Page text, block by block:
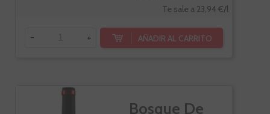
Te sale a 23,94 €/l
- + AÑADIR AL CARRITO
Bosque De